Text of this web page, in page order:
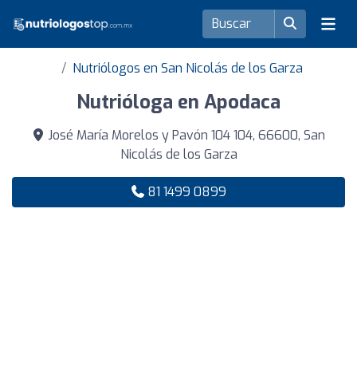
Nutriólogos en San Nicolás de los Garza
Nutrióloga en Apodaca
José María Morelos y Pavón 104 104, 66600, San
Nicolás de los Garza
81 1499 0899